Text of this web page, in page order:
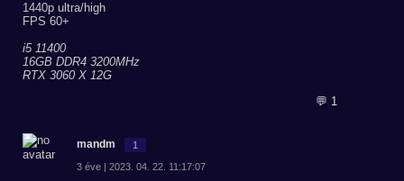
1440p ultra/high
FPS 60+
i5 11400
16GB DDR4 3200MHz
RTX 3060 X 12G
💬 1
mandm 1
3 éve | 2023. 04. 22. 11:17:07